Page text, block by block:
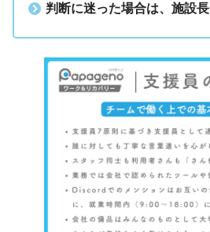
判断に迷った場合は、施設